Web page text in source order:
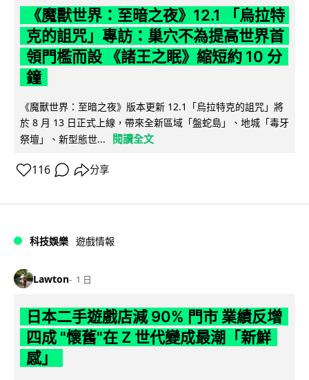
《魔獸世界：至暗之夜》12.1 「烏拉特
克的詛咒」專訪：巢穴不為提高世界首
領門檻而設 《諸王之眠》縮短約 10 分
鐘
《魔獸世界：至暗之夜》版本更新 12.1「烏拉特克的詛咒」將
於 8 月 13 日正式上線，帶來全新區域「盤蛇島」、地城「毒牙
祭壇」、新型態世...
閱讀全文
116 分享
科技娛樂 遊戲情報
Lawton 1 日
日本二手遊戲店減 90% 門市 業績反增
四成 "懷舊"在 Z 世代變成最潮「新鮮
感」